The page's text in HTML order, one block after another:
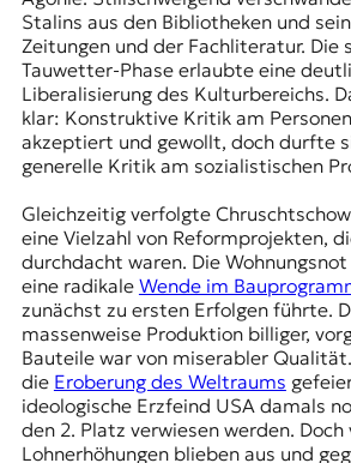
Stalins aus den Bibliotheken und
Zeitungen und der Fachliteratur. Die
Tauwetter-Phase erlaubte eine
Liberalisierung des Kulturbereichs.
klar: Konstruktive Kritik am
akzeptiert und gewollt, doch durfte
generelle Kritik am sozialistischen
Gleichzeitig verfolgte
eine Vielzahl von Reformprojekten,
durchdacht waren. Die
eine radikale Wende im
zunächst zu ersten Erfolgen führte.
massenweise Produktion billiger,
Bauteile war von miserabler
die Eroberung des Weltraums
ideologische Erzfeind USA damals
den 2. Platz verwiesen werden.
Lohnerhöhungen blieben aus und